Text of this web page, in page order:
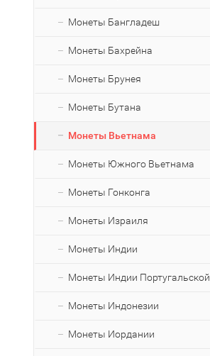
Монеты Бангладеш
Монеты Бахрейна
Монеты Брунея
Монеты Бутана
Монеты Вьетнама
Монеты Южного Вьетнама
Монеты Гонконга
Монеты Израиля
Монеты Индии
Монеты Индии Португальской
Монеты Индонезии
Монеты Иордании